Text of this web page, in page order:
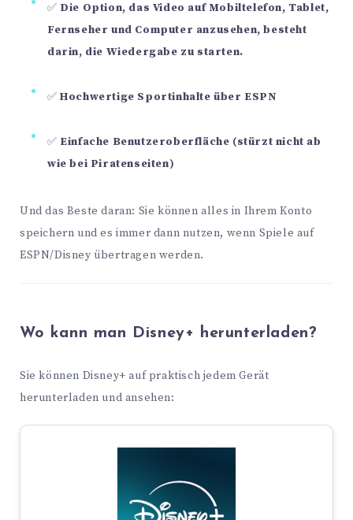
✅ Die Option, das Video auf Mobiltelefon, Tablet,
Fernseher und Computer anzusehen, besteht
darin, die Wiedergabe zu starten.
✅Hochwertige Sportinhalte über ESPN
✅ Einfache Benutzeroberfläche (stürzt nicht ab
wie bei Piratenseiten)
Und das Beste daran: Sie können alles in Ihrem Konto
speichern und es immer dann nutzen, wenn Spiele auf
ESPN/Disney übertragen werden.
Wo kann man Disney+ herunterladen?
Sie können Disney+ auf praktisch jedem Gerät
herunterladen und ansehen: